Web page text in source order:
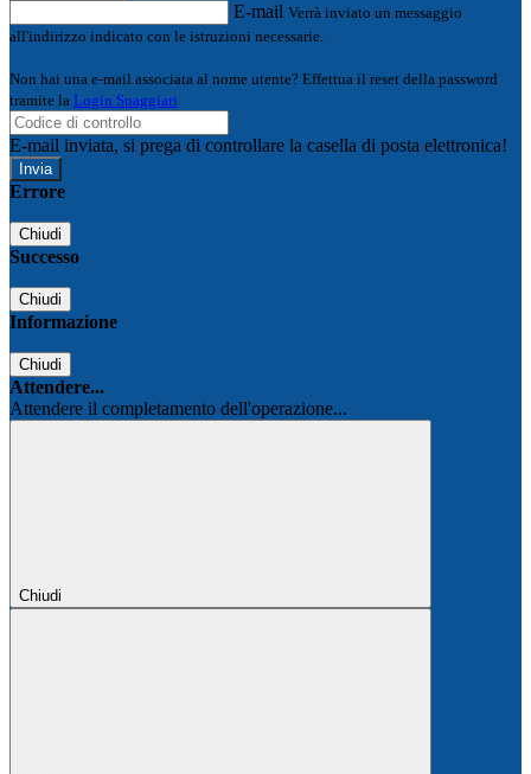
E-mail Verrà inviato un messaggio
all'indirizzo indicato con le istruzioni necessarie.
Non hai una e-mail associata al nome utente? Effettua il reset della password
tramite la Login Spaggiari
E-mail inviata, si prega di controllare la casella di posta elettronica!
Errore
Chiudi
Successo
Chiudi
Informazione
Chiudi
Attendere...
Attendere il completamento dell'operazione...
Chiudi